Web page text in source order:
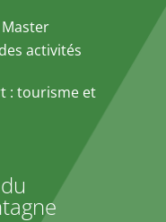
Master
activités
: tourisme et